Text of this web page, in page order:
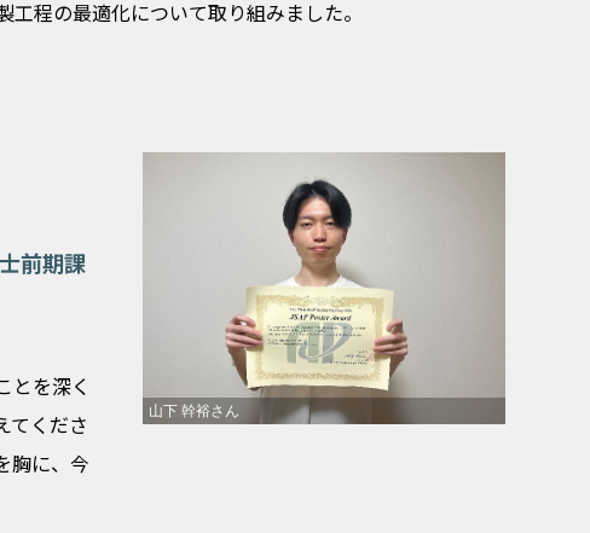
程の最適化について取り組みました。
山下 幹裕さん
前期課
とを深く
てくださ
胸に、今